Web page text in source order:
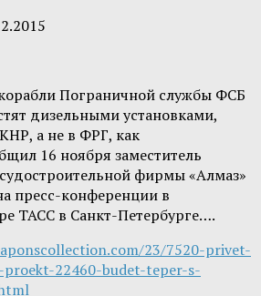
Пограничной службы ФСБ
дизельными установками,
а не в ФРГ, как
16 ноября заместитель
фирмы «Алмаз»
пресс-конференции в
ТАСС в Санкт-Петербурге….
23/7520-privet-
proekt-22460-budet-teper-s-